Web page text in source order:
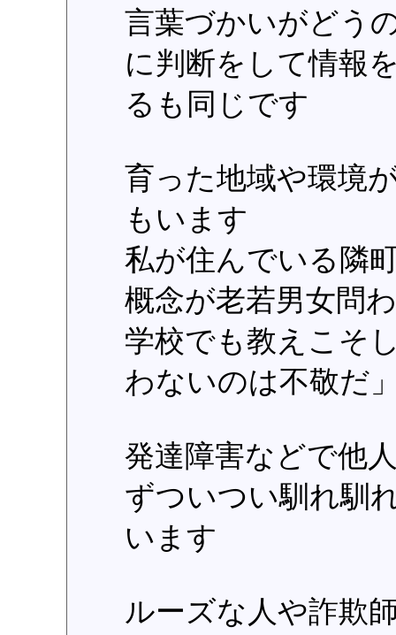
言葉づかいがどう
に判断をして情報
るも同じです
育った地域や環境
もいます
私が住んでいる隣
概念が老若男女問
学校でも教えこそ
わないのは不敬だ
発達障害などで他
ずついつい馴れ馴
います
ルーズな人や詐欺